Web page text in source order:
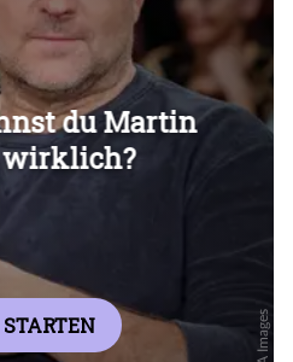
Überspringen